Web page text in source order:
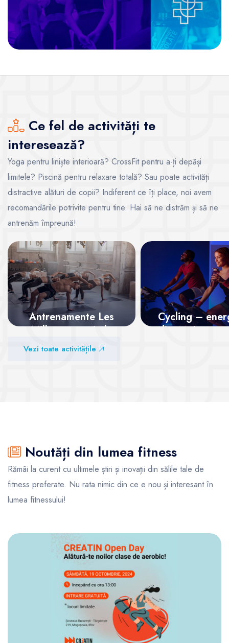
Ce fel de activități te
interesează?
Yoga pentru liniște interioară? CrossFit pentru a-ți depăși
limitele? Piscină pentru relaxare totală? Sau poate activități
distractive alături de copii? Indiferent ce îți place, noi avem
recomandările potrivite pentru tine. Hai să ne distrăm și să ne
antrenăm împreună!
Antrenamente Les
Mills – energie la
superlativ
Cycling –
distracție pe
Vezi toate activitățile
Noutăți din lumea fitness
Rămâi la curent cu ultimele știri și inovații din sălile tale de
fitness preferate. Nu rata nimic din ce e nou și interesant în
lumea fitnessului!